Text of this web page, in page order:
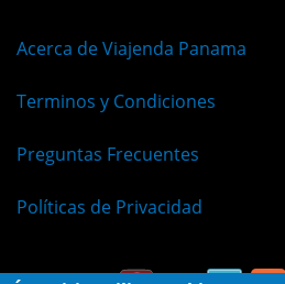
Acerca de Viajenda Panama
Terminos y Condiciones
Preguntas Frecuentes
Políticas de Privacidad